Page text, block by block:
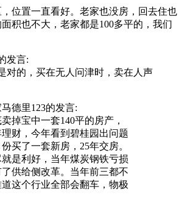
位置一直看好。老家也没房，回去住也
积也不大，老家都是100多平的，我们
发言:
对的，买在无人问津时，卖在人声
德里123的发言:
卖掉宝中一套140平的房产，
财，今年看到碧桂园出问题
买了一套新房，25年交房。
是利好，当年煤炭钢铁亏损
供给侧改革。当年前三都不
这个行业全部会翻车，物极